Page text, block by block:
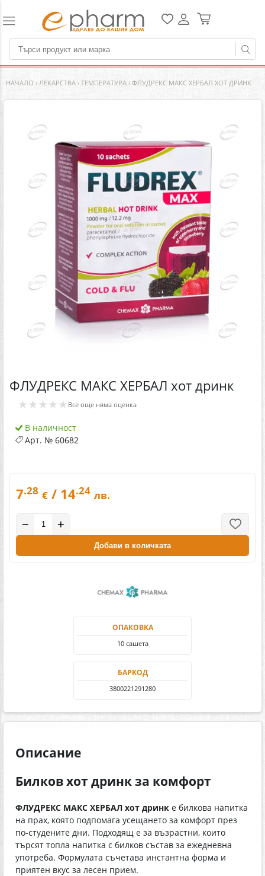
НАЧАЛО › ЛЕКАРСТВА › ТЕМПЕРАТУРА › ФЛУДРЕКС МАКС ХЕРБАЛ ХОТ ДРИНК
ФЛУДРЕКС МАКС ХЕРБАЛ хот дринк
★★★★★ Все още няма оценка
В наличност
Арт. № 60682
7.28 € / 14.24 лв.
− +
Добави в количката
ОПАКОВКА
10 сашета
БАРКОД
3800221291280
Описание
Билков хот дринк за комфорт
ФЛУДРЕКС МАКС ХЕРБАЛ хот дринк е билкова напитка
на прах, която подпомага усещането за комфорт през
по-студените дни. Подходящ е за възрастни, които
търсят топла напитка с билков състав за ежедневна
употреба. Формулата съчетава инстантна форма и
приятен вкус за лесен прием.